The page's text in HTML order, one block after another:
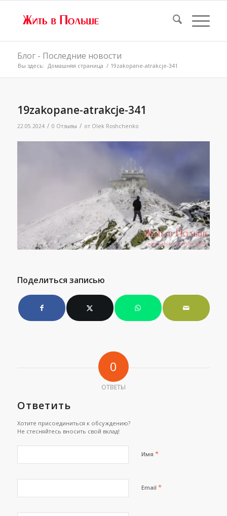
Блог - Последние новости
Вы здесь: Домашняя страница / 19zakopane-atrakcje-341
19zakopane-atrakcje-341
22.05.2024 / 0 Отзывы / от Olek Roshchenko
Поделиться записью
0
ОТВЕТЫ
Ответить
Хотите присоединиться к обсуждению?
Не стесняйтесь вносить свой вклад!
Имя *
Email *